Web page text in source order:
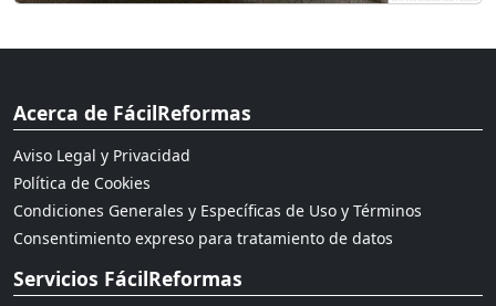
Acerca de FácilReformas
Aviso Legal y Privacidad
Política de Cookies
Condiciones Generales y Específicas de Uso y Términos
Consentimiento expreso para tratamiento de datos
Servicios FácilReformas